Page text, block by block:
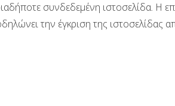
συνδεδεμένη ιστοσελίδα. Η
την έγκριση της ιστοσελίδας